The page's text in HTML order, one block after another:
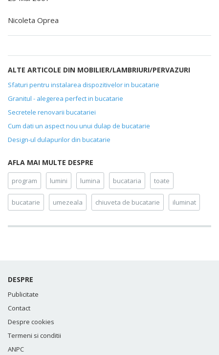
Nicoleta Oprea
ALTE ARTICOLE DIN MOBILIER/LAMBRIURI/PERVAZURI
Sfaturi pentru instalarea dispozitivelor in bucatarie
Granitul - alegerea perfect in bucatarie
Secretele renovarii bucatariei
Cum dati un aspect nou unui dulap de bucatarie
Design-ul dulapurilor din bucatarie
AFLA MAI MULTE DESPRE
program lumini lumina bucataria toate
bucatarie umezeala chiuveta de bucatarie iluminat
DESPRE
Publicitate
Contact
Despre cookies
Termeni si conditii
ANPC